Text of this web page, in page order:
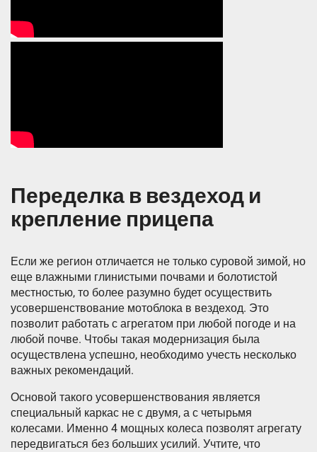
Переделка в вездеход и
крепление прицепа
Если же регион отличается не только суровой зимой, но
еще влажными глинистыми почвами и болотистой
местностью, то более разумно будет осуществить
усовершенствование мотоблока в вездеход. Это
позволит работать с агрегатом при любой погоде и на
любой почве. Чтобы такая модернизация была
осуществлена успешно, необходимо учесть несколько
важных рекомендаций.
Основой такого усовершенствования является
специальный каркас не с двумя, а с четырьмя
колесами. Именно 4 мощных колеса позволят агрегату
передвигаться без больших усилий. Учтите, что